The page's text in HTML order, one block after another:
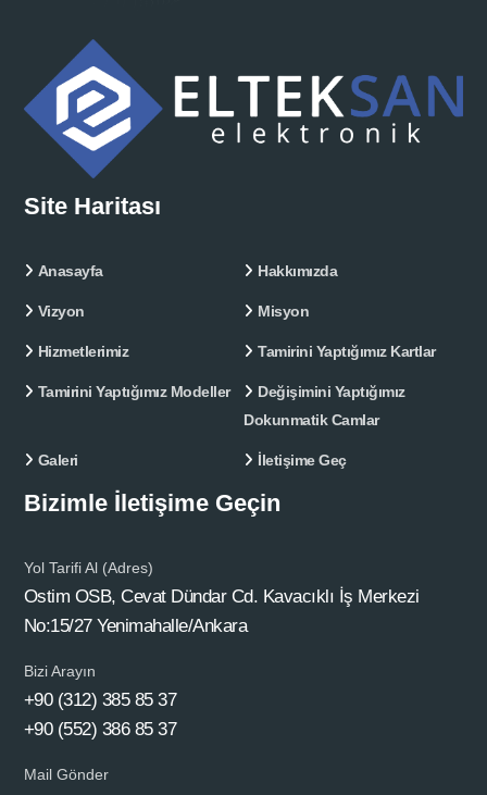
Site Haritası
Anasayfa Hakkımızda
Vizyon Misyon
Hizmetlerimiz Tamirini Yaptığımız Kartlar
Tamirini Yaptığımız Modeller
Değişimini Yaptığımız
Dokunmatik Camlar
Galeri İletişime Geç
Bizimle İletişime Geçin
Yol Tarifi Al (Adres)
Ostim OSB, Cevat Dündar Cd. Kavacıklı İş Merkezi
No:15/27 Yenimahalle/Ankara
Bizi Arayın
+90 (312) 385 85 37
+90 (552) 386 85 37
Mail Gönder